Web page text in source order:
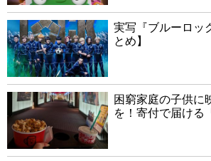
実写『ブルーロッ
とめ】
困窮家庭の子供に
を！寄付で届ける